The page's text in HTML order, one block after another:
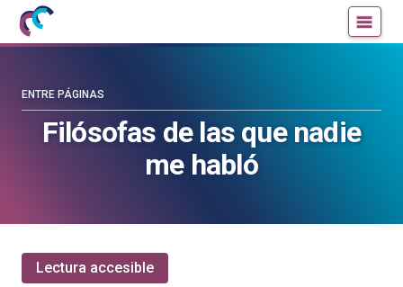
Mujeres
con
la
blog
la
Filósofas de las que nadie
me habló
ENTRE PÁGINAS
Lectura accesible